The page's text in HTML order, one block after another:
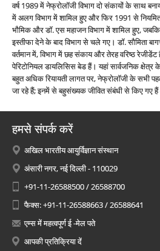
वर्ष 1989 में नेफ्रोलॉजी विभाग दो संकायों के साथ
में अलग विभाग में शामिल हुए और फिर 1991 से
भौमिक और डॉ. एस महाजन विभाग में शामिल हुए, जबकि
इस्तीफा देने के बाद विभाग से चले गए। डॉ. सौमिता
वर्तमान में, विभाग में छह संकाय और तेरह वरिष्ठ
पेरिटोनियल डायलिसिस बेड हैं। यहां सार्वजनिक
बहुत अधिक रियायती लागत पर, नेफ्रोलॉजी के सभी
जा रहे हैं; इनमें से बहुसंख्यक जीवित संबंधी से किए गए हैं
हमसे संपर्क करें
अखिल भारतीय आयुर्विज्ञान संस्थान
अंसारी नगर, नई दिल्ली - 110029
+91-11-26588500 / 26588700
फैक्स: +91-11-26588663 / 26588641
एम्स में महत्वपूर्ण ई -मेल पते
आपकी प्रतिक्रिया दें